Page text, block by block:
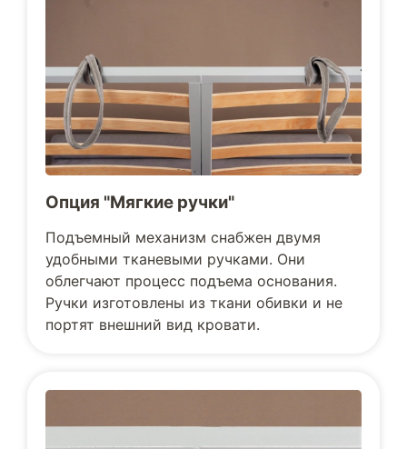
Опция "Мягкие ручки"
Подъемный механизм снабжен двумя
удобными тканевыми ручками. Они
облегчают процесс подъема основания.
Ручки изготовлены из ткани обивки и не
портят внешний вид кровати.